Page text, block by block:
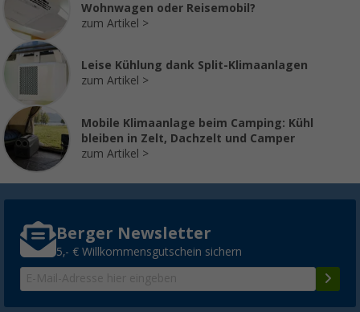
Wohnwagen oder Reisemobil?
zum Artikel
Leise Kühlung dank Split-Klimaanlagen
zum Artikel
Mobile Klimaanlage beim Camping: Kühl
bleiben in Zelt, Dachzelt und Camper
zum Artikel
Berger Newsletter
5,- € Willkommensgutschein sichern